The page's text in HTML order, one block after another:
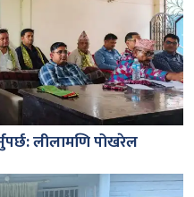
लीलामणि पोखरेल